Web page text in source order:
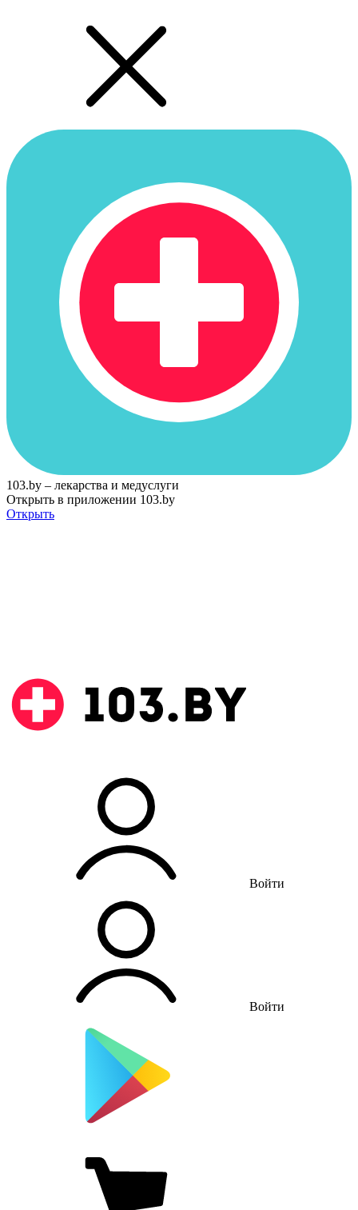
103.by – лекарства и медуслуги
Открыть в приложении 103.by
Открыть
Войти
Войти